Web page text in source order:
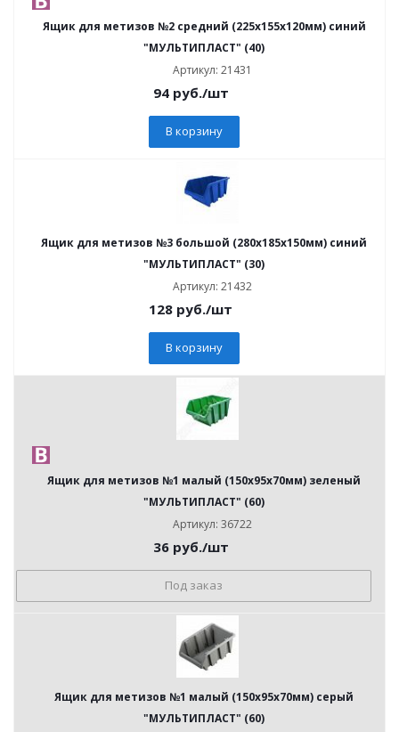
Ящик для метизов №2 средний (225х155х120мм) синий
"МУЛЬТИПЛАСТ" (40)
Артикул: 21431
94руб./шт
В корзину
Ящик для метизов №3 большой (280х185х150мм) синий
"МУЛЬТИПЛАСТ" (30)
Артикул: 21432
128 руб./шт
В корзину
Ящик для метизов №1 малый (150х95х70мм) зеленый
"МУЛЬТИПЛАСТ" (60)
Артикул: 36722
36руб./шт
Под заказ
Ящик для метизов №1 малый (150х95х70мм) серый
"МУЛЬТИПЛАСТ" (60)